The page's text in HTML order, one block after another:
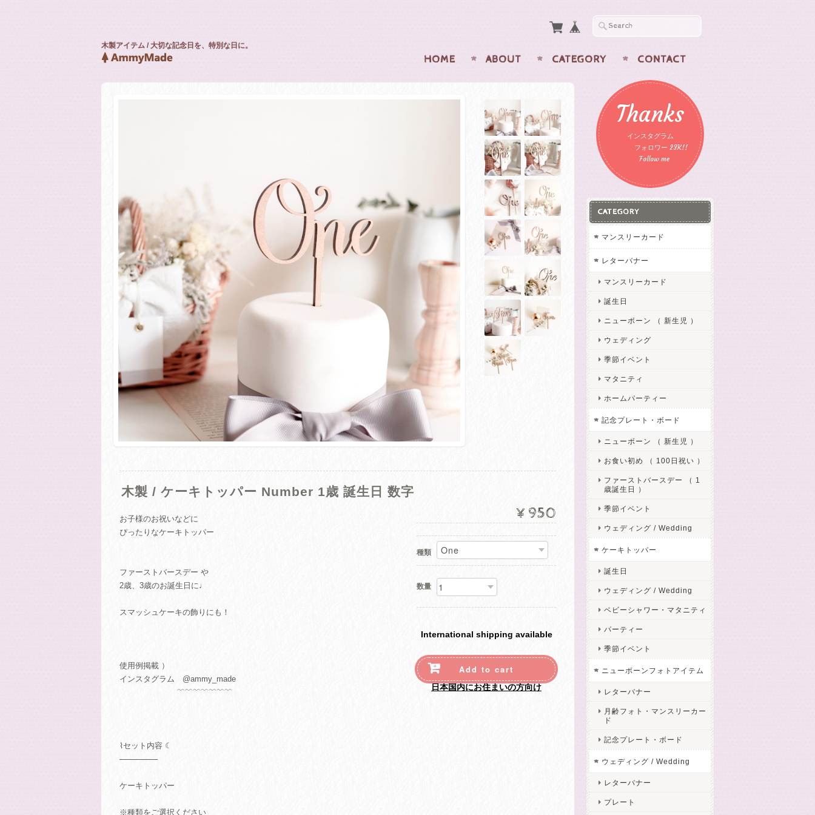
木製アイテム / 大切な記念日を、特別な日に。
HOME ABOUT CATEGORY CONTACT
木製 / ケーキトッパー Number 1歳 誕生日 数字
お子様のお祝いなどに
ぴったりなケーキトッパー
ファーストバースデー や
2歳、3歳のお誕生日に♩
スマッシュケーキの飾りにも！
使用例掲載 ）
インスタグラム @ammy_made
﹌﹌﹌﹌﹌﹌﹌
⌇セット内容 ☾
───────
ケーキトッパー
※種類をご選択ください
¥950
種類
数量
International shipping available
Add to cart
日本国内にお住まいの方向け
Thanks
インスタグラム
フォロワー 23K!!
Follow me
CATEGORY
マンスリーカード
レターバナー
マンスリーカード
誕生日
ニューボーン （ 新生児 ）
ウェディング
季節イベント
マタニティ
ホームパーティー
記念プレート・ボード
ニューボーン （ 新生児 ）
お食い初め （ 100日祝い ）
ファーストバースデー （ 1
歳誕生日 ）
季節イベント
ウェディング / Wedding
ケーキトッパー
誕生日
ウェディング / Wedding
ベビーシャワー・マタニティ
パーティー
季節イベント
ニューボーンフォトアイテム
レターバナー
月齢フォト・マンスリーカー
ド
記念プレート・ボード
ウェディング / Wedding
レターバナー
プレート